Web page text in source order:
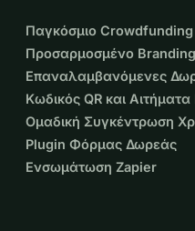
Παγκόσμιο Crowdfunding
Προσαρμοσμένο Branding
Επαναλαμβανόμενες
Κωδικός QR και
Ομαδική Συγκέντρωση
Plugin Φόρμας Δωρεάς
Ενσωμάτωση Zapier